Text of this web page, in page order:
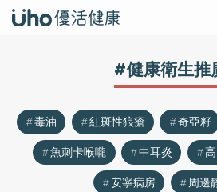
#健康衛生推
毒油 紅斑性狼瘡 奇亞籽
魚刺卡喉嚨
中耳炎
安寧病房
周邊